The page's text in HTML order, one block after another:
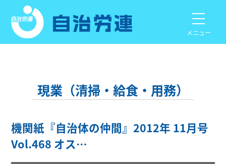
メニュー
現業（清掃・給食・用務）
機関紙『自治体の仲間』2012年 11月号
Vol.468 オス…